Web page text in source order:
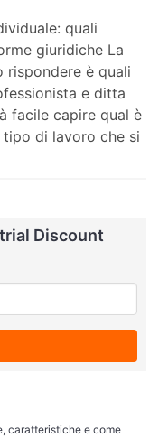
quali
giuridiche La
rispondere è quali
e ditta
facile capire qual è
di lavoro che si
Discount
caratteristiche e come